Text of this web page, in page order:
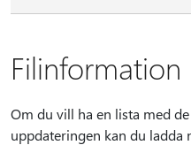
Filinformation
Om du vill ha en lista med
uppdateringen kan du ladda